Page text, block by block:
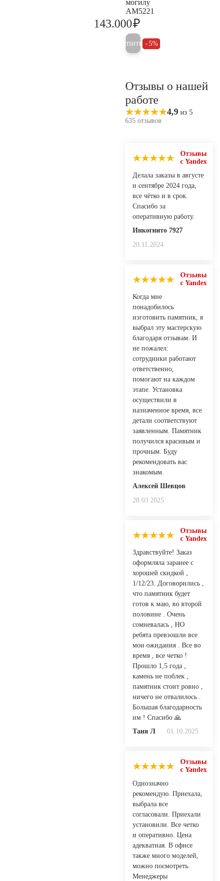
могилу
AM5221
143.000₽
Купить 5%
Отзывы о нашей
работе
4,9 из 5
635 отзывов
Отзывы
с Yandex
Делала заказы в августе
и сентябре 2024 года,
все чётко и в срок.
Спасибо за
оперативную работу.
Инкогнито 7927
20.11.2024
Отзывы
с Yandex
Когда мне
понадобилось
изготовить памятник, я
выбрал эту мастерскую
благодаря отзывам. И
не пожалел:
сотрудники работают
ответственно,
помогают на каждом
этапе. Установка
осуществили в
назначенное время, все
детали соответствуют
заявленным. Памятник
получился красивым и
прочным. Буду
рекомендовать вас
знакомым.
Алексей Шевцов
28.03.2025
Отзывы
с Yandex
Здравствуйте! Заказ
оформляла заранее с
хорошей скидкой ,
1/12/23. Договорились ,
что памятник будет
готов к маю, во второй
половине . Очень
сомневалась , НО
ребята превзошли все
мои ожидания . Все во
время , все четко !
Прошло 1,5 года ,
камень не поблек ,
памятник стоит ровно ,
ничего не отвалилось .
Большая благодарность
им ! Спасибо 🙏
Таня Л
01.10.2025
Отзывы
с Yandex
Однозначно
рекомендую. Приехала,
выбрала все
согласовали. Приехали
установили. Все четко
и оперативно. Цена
адекватная. В офисе
также много моделей,
можно посмотреть.
Менеджеры